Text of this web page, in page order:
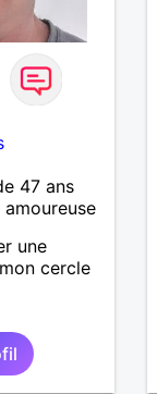
47 ans
une
cercle